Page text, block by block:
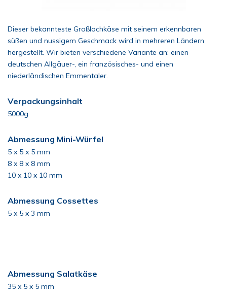
Dieser bekannteste Großlochkäse mit seinem erkennbaren
süßen und nussigem Geschmack wird in mehreren Ländern
hergestellt. Wir bieten verschiedene Variante an: einen
deutschen Allgäuer-, ein französisches- und einen
niederländischen Emmentaler.
Verpackungsinhalt
5000g
Abmessung Mini-Würfel
5 x 5 x 5 mm
8 x 8 x 8 mm
10 x 10 x 10 mm
Abmessung Cossettes
5 x 5 x 3 mm
Abmessung Salatkäse
35 x 5 x 5 mm